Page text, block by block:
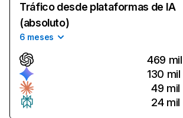
Tráfico desde plataformas de IA
(absoluto)
6 meses
469 mil
130 mil
49 mil
24 mil